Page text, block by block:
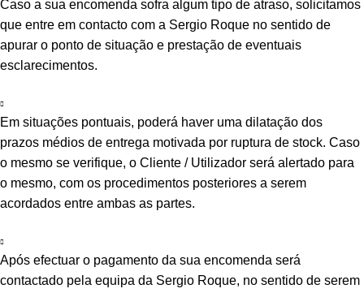
Caso a sua encomenda sofra algum tipo de atraso, solicitamos
que entre em contacto com a Sergio Roque no sentido de
apurar o ponto de situação e prestação de eventuais
esclarecimentos.
Em situações pontuais, poderá haver uma dilatação dos
prazos médios de entrega motivada por ruptura de stock. Caso
o mesmo se verifique, o Cliente / Utilizador será alertado para
o mesmo, com os procedimentos posteriores a serem
acordados entre ambas as partes.
Após efectuar o pagamento da sua encomenda será
contactado pela equipa da Sergio Roque, no sentido de serem